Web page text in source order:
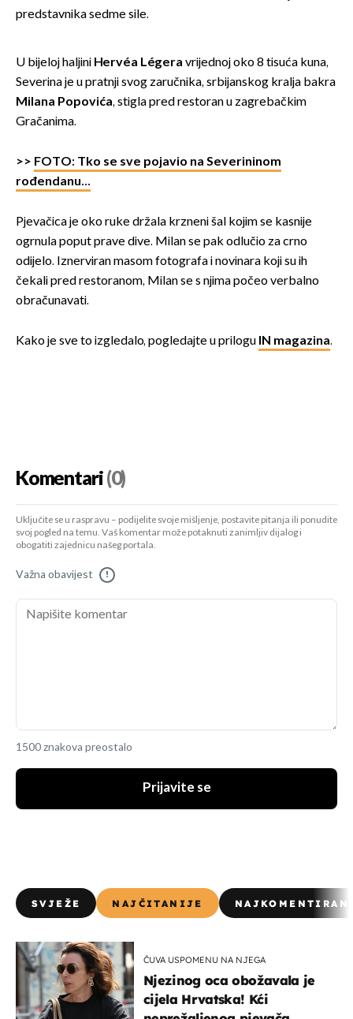
predstavnika sedme sile.
U bijeloj haljini Hervéa Légera vrijednoj oko 8 tisuća kuna,
Severina je u pratnji svog zaručnika, srbijanskog kralja bakra
Milana Popovića, stigla pred restoran u zagrebačkim
Gračanima.
>> FOTO: Tko se sve pojavio na Severininom
rođendanu...
Pjevačica je oko ruke držala krzneni šal kojim se kasnije
ogrnula poput prave dive. Milan se pak odlučio za crno
odijelo. Iznerviran masom fotografa i novinara koji su ih
čekali pred restoranom, Milan se s njima počeo verbalno
obračunavati.
Kako je sve to izgledalo, pogledajte u prilogu IN magazina.
Komentari(0)
Uključite se u raspravu – podijelite svoje mišljenje, postavite pitanja ili ponudite
svoj pogled na temu. Vaš komentar može potaknuti zanimljiv dijalog i
obogatiti zajednicu našeg portala.
Važna obavijest !
1500 znakova preostalo
Prijavite se
SVJEŽE NAJČITANIJE
ČUVA USPOMENU NA NJEGA
Njezinog oca obožavala je
cijela Hrvatska! Kći